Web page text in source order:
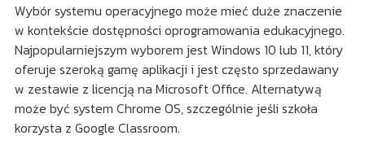
Wybór systemu operacyjnego może mieć duże znaczenie
w kontekście dostępności oprogramowania edukacyjnego.
Najpopularniejszym wyborem jest Windows 10 lub 11, który
oferuje szeroką gamę aplikacji i jest często sprzedawany
w zestawie z licencją na Microsoft Office. Alternatywą
może być system Chrome OS, szczególnie jeśli szkoła
korzysta z Google Classroom.